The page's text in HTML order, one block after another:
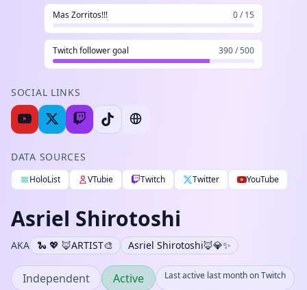
Mas Zorritos!!! 0 / 15
Twitch follower goal 390 / 500
SOCIAL LINKS
DATA SOURCES
HoloList VTubie Twitch Twitter YouTube
Asriel Shirotoshi
AKA 🐍 💖 🦊ARTIST🎨 Asriel Shirotoshi🦊💎✨
Independent Active Last active last month on Twitch